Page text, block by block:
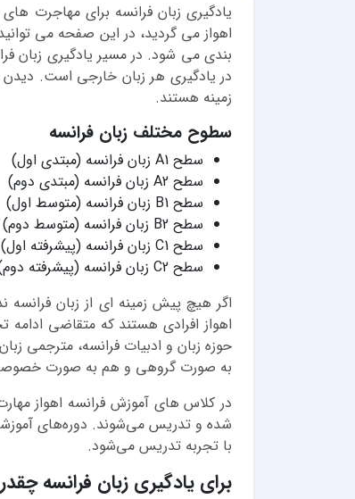
یادگیری زبان فرانسه برای مهاجرت
اهواز می گردید، در این صفحه می
بندی می شود. در مسیر یادگیری زبان
در یادگیری هر زبان خارجی است.
زمینه هستند.
سطوح مختلف زبان فرانسه
سطح A1 زبان فرانسه (مبتدی اول)
سطح A2 زبان فرانسه (مبتدی دوم)
سطح B1 زبان فرانسه (متوسط اول)
سطح B2 زبان فرانسه (متوسط دوم)
سطح C1 زبان فرانسه (پیشرفته اول)
سطح C2 زبان فرانسه (پیشرفته دوم)
اهواز افرادی هستند که متقاضی
حوزه زبان و ادبیات فرانسه، مترجمی
به صورت گروهی و هم به صورت
در کلاس های آموزش فرانسه اهواز
شده و تدریس می‌شوند. دوره‌‏های
با تجربه تدریس می‏‌شود.
برای یادگیری زبان فرانسه